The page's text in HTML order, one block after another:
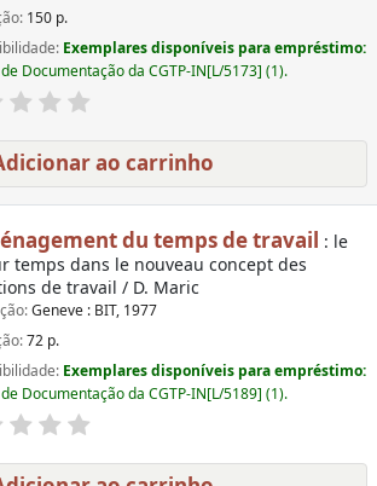
150 p.
Exemplares disponíveis para empréstimo:
Documentação da CGTP-IN[L/5173] (1).
ao carrinho
du temps de travail : le
temps dans le nouveau concept des
de travail / D. Maric
Geneve : BIT, 1977
72 p.
Exemplares disponíveis para empréstimo:
Documentação da CGTP-IN[L/5189] (1).